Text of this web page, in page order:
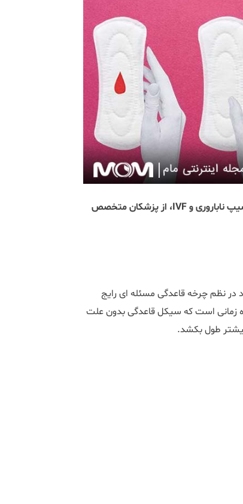
این مطلب از نظر علمی به تأیید دکتر سیده معصومه قاضی میرسعید فلوشیپ ناباروری و IVF، از پزشکان متخصص
و محدود در نظم چرخه قاعدگی مسئله ای رایج
زمانی است که سیکل قاعدگی بدون علت